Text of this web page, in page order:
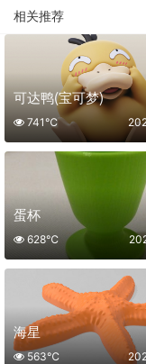
相关推荐
可达鸭(宝可梦)
741℃
蛋杯
628℃
海星
563℃